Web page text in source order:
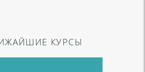
КУРСЫ